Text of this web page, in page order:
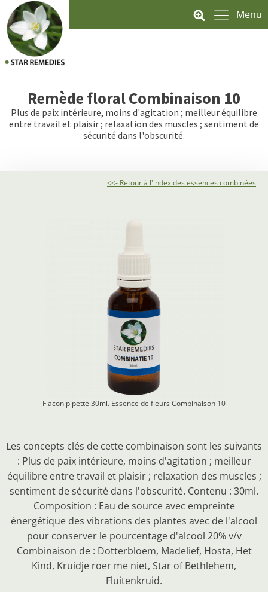
Menu
Remède floralCombinaison 10
Plus de paix intérieure, moins d'agitation ; meilleur équilibre
entre travail et plaisir ; relaxation des muscles ; sentiment de
sécurité dans l'obscurité.
<<- Retour à l'index des essences combinées
Flacon pipette 30ml. Essence de fleurs Combinaison 10
Les concepts clés de cette combinaison sont les suivants
: Plus de paix intérieure, moins d'agitation ; meilleur
équilibre entre travail et plaisir ; relaxation des muscles ;
sentiment de sécurité dans l'obscurité. Contenu : 30ml.
Composition : Eau de source avec empreinte
énergétique des vibrations des plantes avec de l'alcool
pour conserver le pourcentage d'alcool 20% v/v
Combinaison de : Dotterbloem, Madelief, Hosta, Het
Kind, Kruidje roer me niet, Star of Bethlehem,
Fluitenkruid.